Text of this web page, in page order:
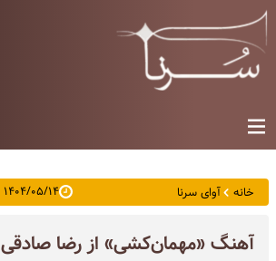
خانه آوای سرنا ۱۴۰۴/۰۵/۱۴ ۰۸:۳۲:۵۵
آهنگ «مهمان‌کشی» از رضا صادقی